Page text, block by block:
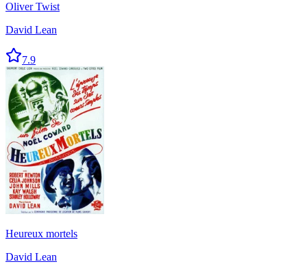
Oliver Twist
David Lean
7.9
Heureux mortels
David Lean